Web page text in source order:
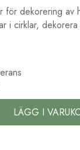
för dekorering av
i cirklar,
LÄGG I